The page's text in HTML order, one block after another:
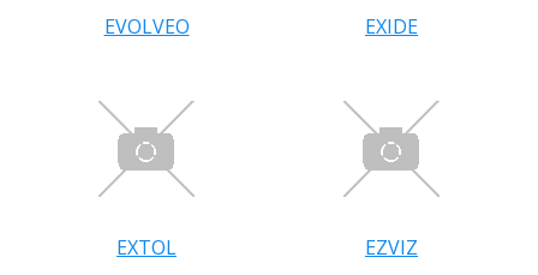
EVOLVEO EXIDE
EXTOL EZVIZ